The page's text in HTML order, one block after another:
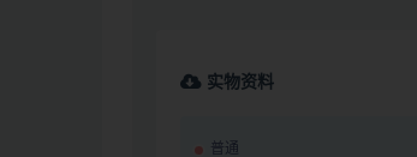
实物资料
普通